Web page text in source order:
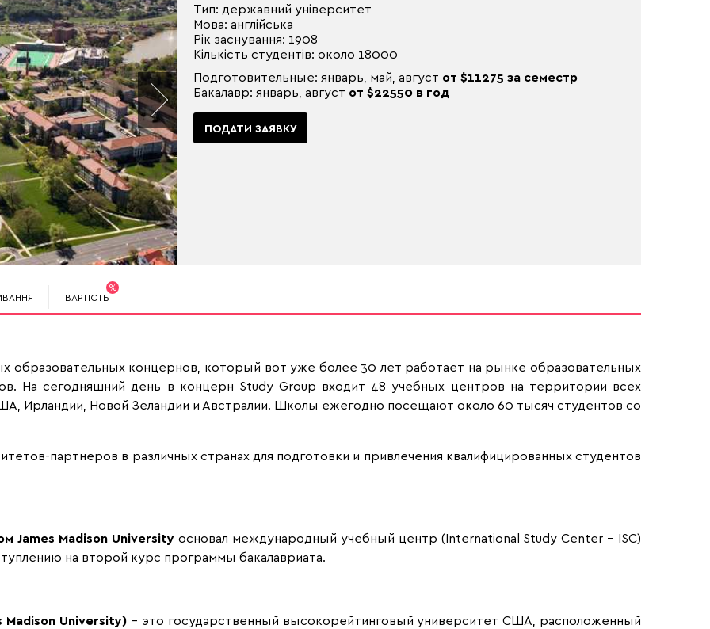
Тип: державний університет
Мова: англійська
Рік заснування: 1908
Кількість студентів: около 18000
Подготовительные: январь, май, август от $11275 за семестр
Бакалавр: январь, август от $22550 в год
ПОДАТИ ЗАЯВКУ
ВАРТІСТЬ
%
образовательных концернов, который вот уже более 30 лет работает на рынке образовательных
На сегодняшний день в концерн Study Group входит 48 учебных центров на территории всех
Ирландии, Новой Зеландии и Австралии. Школы ежегодно посещают около 60 тысяч студентов со
партнеров в различных странах для подготовки и привлечения квалифицированных студентов
James Madison University основал международный учебный центр (International Study Center – ISC)
на второй курс программы бакалавриата.
Madison University) – это государственный высокорейтинговый университет США, расположенный